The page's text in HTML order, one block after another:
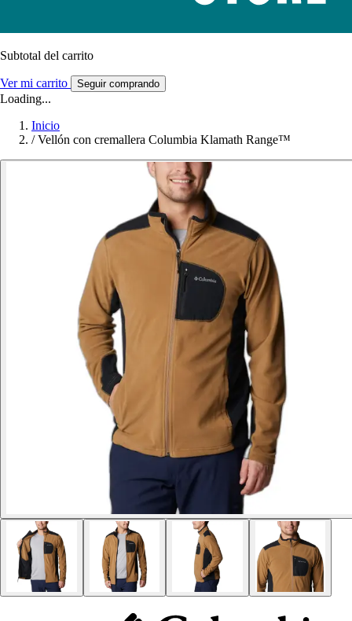
Subtotal del carrito
Ver mi carrito Seguir comprando
Loading...
Inicio
/ Vellón con cremallera Columbia Klamath Range™